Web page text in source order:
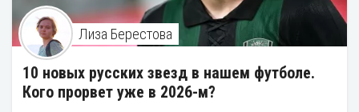
Лиза Берестова
10 новых русских звезд в нашем футболе.
Кого прорвет уже в 2026-м?